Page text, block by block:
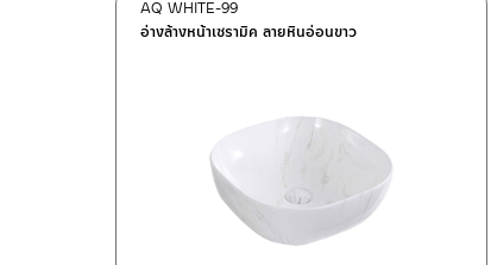
อ่างล้างหน้าเซรามิค ลายหินอ่อนขาว
AQ WHITE-99